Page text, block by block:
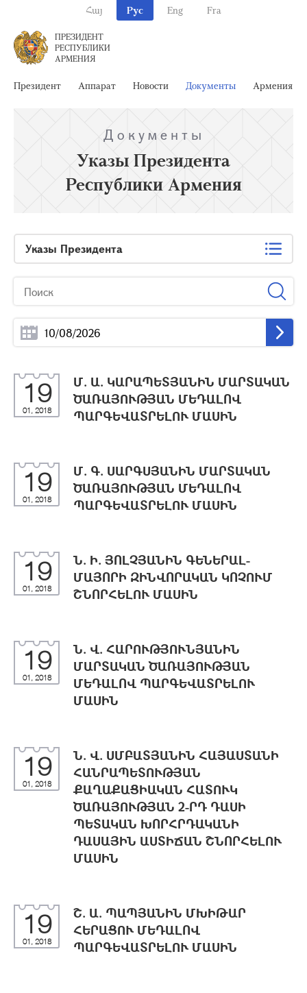
Հայ Рус Eng Fra
ПРЕЗИДЕНТ
РЕСПУБЛИКИ
АРМЕНИЯ
Президент Аппарат Новости Документы Армения
Документы
Указы Президента
Республики Армения
Указы Президента
19
01, 2018
Մ. Ա. ԿԱՐԱՊԵՏՅԱՆԻՆ ՄԱՐՏԱԿԱՆ
ԾԱՌԱՅՈՒԹՅԱՆ ՄԵԴԱԼՈՎ
ՊԱՐԳԵՎԱՏՐԵԼՈՒ ՄԱՍԻՆ
19
01, 2018
Մ. Գ. ՍԱՐԳՍՅԱՆԻՆ ՄԱՐՏԱԿԱՆ
ԾԱՌԱՅՈՒԹՅԱՆ ՄԵԴԱԼՈՎ
ՊԱՐԳԵՎԱՏՐԵԼՈՒ ՄԱՍԻՆ
19
01, 2018
Ն. Ի. ՅՈԼՉՅԱՆԻՆ ԳԵՆԵՐԱԼ-
ՄԱՅՈՐԻ ԶԻՆՎՈՐԱԿԱՆ ԿՈՉՈՒՄ
ՇՆՈՐՀԵԼՈՒ ՄԱՍԻՆ
19
01, 2018
Ն. Վ. ՀԱՐՈՒԹՅՈՒՆՅԱՆԻՆ
ՄԱՐՏԱԿԱՆ ԾԱՌԱՅՈՒԹՅԱՆ
ՄԵԴԱԼՈՎ ՊԱՐԳԵՎԱՏՐԵԼՈՒ
ՄԱՍԻՆ
19
01, 2018
Ն. Վ. ՍՄԲԱՏՅԱՆԻՆ ՀԱՅԱՍՏԱՆԻ
ՀԱՆՐԱՊԵՏՈՒԹՅԱՆ
ՔԱՂԱՔԱՑԻԱԿԱՆ ՀԱՏՈՒԿ
ԾԱՌԱՅՈՒԹՅԱՆ 2-ՐԴ ԴԱՍԻ
ՊԵՏԱԿԱՆ ԽՈՐՀՐԴԱԿԱՆԻ
ԴԱՍԱՅԻՆ ԱՍՏԻՃԱՆ ՇՆՈՐՀԵԼՈՒ
ՄԱՍԻՆ
19
01, 2018
Շ. Ա. ՊԱՊՅԱՆԻՆ ՄԽԻԹԱՐ
ՀԵՐԱՑՈՒ ՄԵԴԱԼՈՎ
ՊԱՐԳԵՎԱՏՐԵԼՈՒ ՄԱՍԻՆ